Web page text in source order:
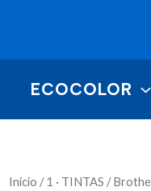
ECOCOLOR
Inicio /1 · TINTAS /
Tinta